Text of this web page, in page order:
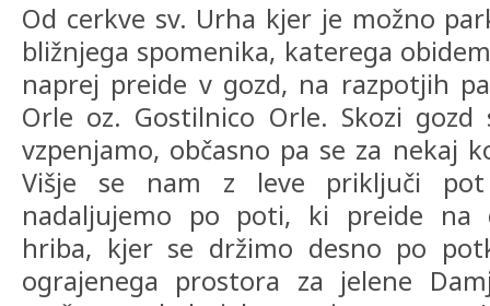
Od cerkve sv. Urha kjer je možno
bližnjega spomenika, katerega
naprej preide v gozd, na razpotjih
Orle oz. Gostilnico Orle. Skozi
vzpenjamo, občasno pa se za nekaj
Višje se nam z leve priključi
nadaljujemo po poti, ki preide na
hriba, kjer se držimo desno po
ograjenega prostora za jelene